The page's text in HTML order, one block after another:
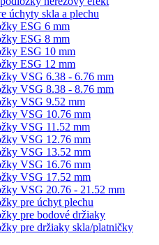
úchyty skla a plechu
ESG 6 mm
ESG 8 mm
ESG 10 mm
ESG 12 mm
VSG 6.38 - 6.76 mm
VSG 8.38 - 8.76 mm
VSG 9.52 mm
VSG 10.76 mm
VSG 11.52 mm
VSG 12.76 mm
VSG 13.52 mm
VSG 16.76 mm
VSG 17.52 mm
VSG 20.76 - 21.52 mm
pre úchyt plechu
pre bodové držiaky
pre držiaky skla/platničky